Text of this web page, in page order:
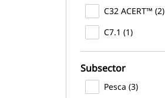
C32 ACERT™ (2)
C7.1 (1)
Subsector
Pesca (3)